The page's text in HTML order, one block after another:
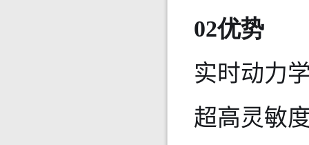
02优势
实时动力
超高灵敏